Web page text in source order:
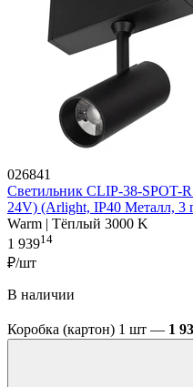
026841
Светильник CLIP-38-SPOT-
24V) (Arlight, IP40 Металл, 3
Warm | Тёплый 3000 K
1 93914
₽/шт
В наличии
Коробка (картон) 1 шт — 1